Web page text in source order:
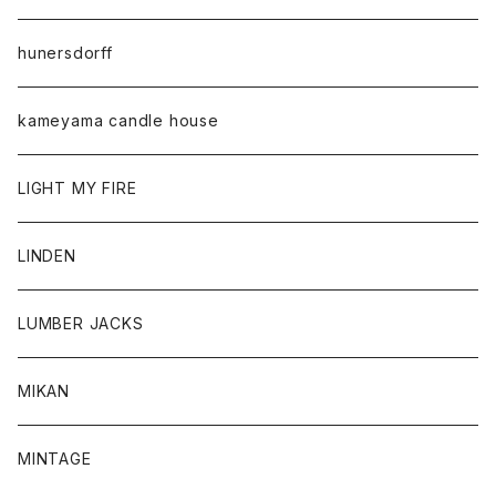
hunersdorff
kameyama candle house
LIGHT MY FIRE
LINDEN
LUMBER JACKS
MIKAN
MINTAGE